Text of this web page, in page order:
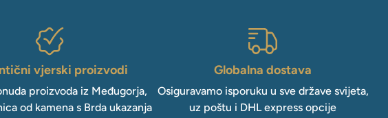
vjerski proizvodi
proizvoda iz Međugorja,
od kamena s Brda ukazanja
Globalna dostava
Osiguravamo isporuku u sve države svijeta,
uz poštu i DHL express opcije